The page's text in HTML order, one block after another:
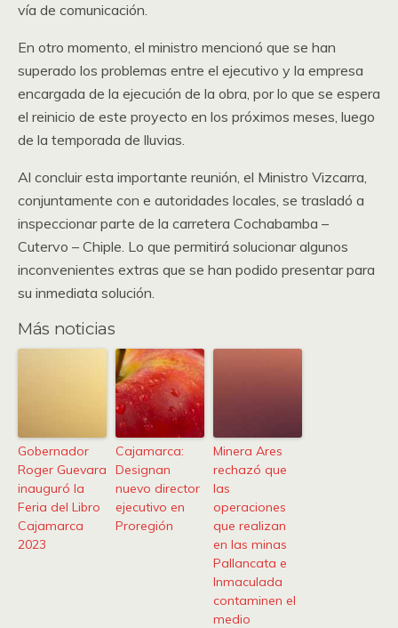
vía de comunicación.
En otro momento, el ministro mencionó que se han
superado los problemas entre el ejecutivo y la empresa
encargada de la ejecución de la obra, por lo que se espera
el reinicio de este proyecto en los próximos meses, luego
de la temporada de lluvias.
Al concluir esta importante reunión, el Ministro Vizcarra,
conjuntamente con e autoridades locales, se trasladó a
inspeccionar parte de la carretera Cochabamba –
Cutervo – Chiple. Lo que permitirá solucionar algunos
inconvenientes extras que se han podido presentar para
su inmediata solución.
Más noticias
Gobernador
Roger Guevara
inauguró la
Feria del Libro
Cajamarca
2023
Cajamarca:
Designan
nuevo director
ejecutivo en
Proregión
Minera Ares
rechazó que
las
operaciones
que realizan
en las minas
Pallancata e
Inmaculada
contaminen el
medio